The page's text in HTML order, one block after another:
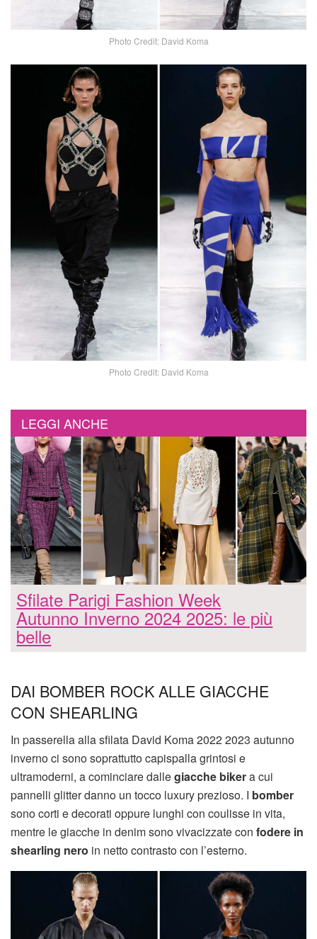
Photo Credit: David Koma
Photo Credit: David Koma
LEGGI ANCHE
Sfilate Parigi Fashion Week
Autunno Inverno 2024 2025: le più
belle
DAI BOMBER ROCK ALLE GIACCHE
CON SHEARLING
In passerella alla sfilata David Koma 2022 2023 autunno
inverno ci sono soprattutto capispalla grintosi e
ultramoderni, a cominciare dallegiacche bikera cui
pannelli glitter danno un tocco luxury prezioso. I bomber
sono corti e decorati oppure lunghi con coulisse in vita,
mentre le giacche in denim sono vivacizzate con fodere in
shearling nero in netto contrasto con l’esterno.